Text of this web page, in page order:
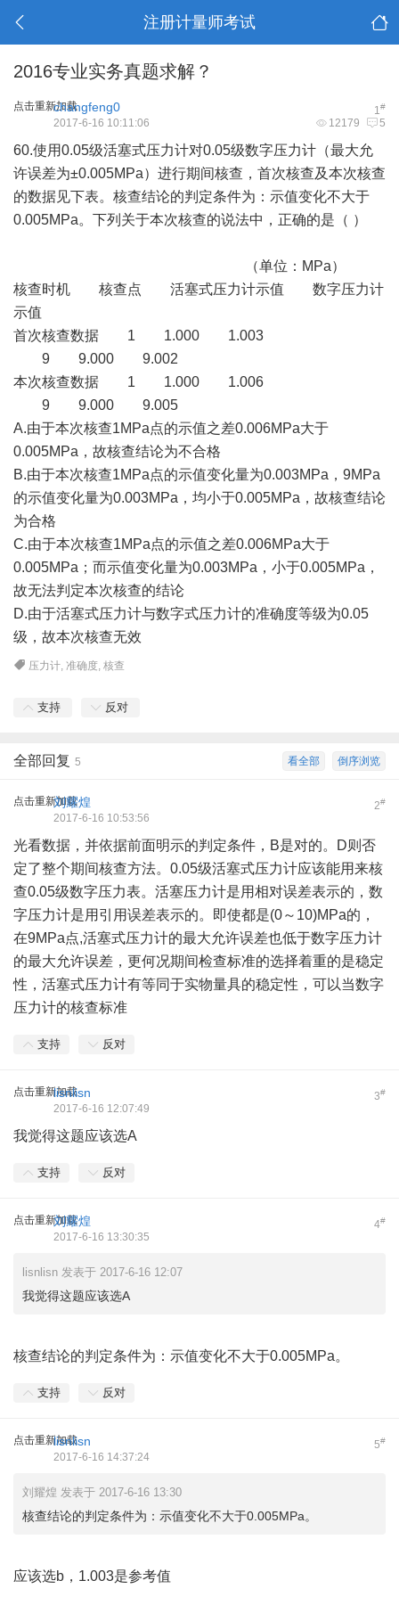
注册计量师考试
2016专业实务真题求解？
点击重新加载 1#
changfeng0
12179 5
2017-6-16 10:11:06
60.使用0.05级活塞式压力计对0.05级数字压力计（最大允
许误差为±0.005MPa）进行期间核查，首次核查及本次核查
的数据见下表。核查结论的判定条件为：示值变化不大于
0.005MPa。下列关于本次核查的说法中，正确的是（ ）
（单位：MPa）
核查时机 核查点 活塞式压力计示值 数字压力计
示值
首次核查数据 1 1.000 1.003
9 9.000 9.002
本次核查数据 1 1.000 1.006
9 9.000 9.005
A.由于本次核查1MPa点的示值之差0.006MPa大于
0.005MPa，故核查结论为不合格
B.由于本次核查1MPa点的示值变化量为0.003MPa，9MPa
的示值变化量为0.003MPa，均小于0.005MPa，故核查结论
为合格
C.由于本次核查1MPa点的示值之差0.006MPa大于
0.005MPa；而示值变化量为0.003MPa，小于0.005MPa，
故无法判定本次核查的结论
D.由于活塞式压力计与数字式压力计的准确度等级为0.05
级，故本次核查无效
压力计,准确度,核查
支持 反对
倒序浏览
看全部
全部回复 5
点击重新加载 2#
刘耀煌
2017-6-16 10:53:56
光看数据，并依据前面明示的判定条件，B是对的。D则否
定了整个期间核查方法。0.05级活塞式压力计应该能用来核
查0.05级数字压力表。活塞压力计是用相对误差表示的，数
字压力计是用引用误差表示的。即使都是(0～10)MPa的，
在9MPa点,活塞式压力计的最大允许误差也低于数字压力计
的最大允许误差，更何况期间检查标准的选择着重的是稳定
性，活塞式压力计有等同于实物量具的稳定性，可以当数字
压力计的核查标准
支持 反对
点击重新加载 3#
lisnlisn
2017-6-16 12:07:49
我觉得这题应该选A
支持 反对
点击重新加载 4#
刘耀煌
2017-6-16 13:30:35
lisnlisn 发表于 2017-6-16 12:07
我觉得这题应该选A
核查结论的判定条件为：示值变化不大于0.005MPa。
支持 反对
点击重新加载 5#
lisnlisn
2017-6-16 14:37:24
刘耀煌 发表于 2017-6-16 13:30
核查结论的判定条件为：示值变化不大于0.005MPa。
应该选b，1.003是参考值